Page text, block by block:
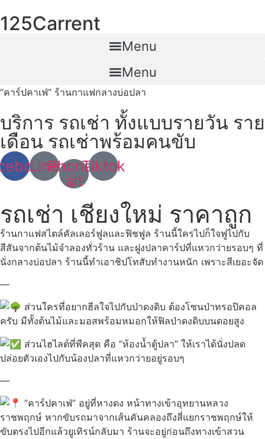
to
125Carrent
Menu
Menu
“คาร์ปคาเฟ่” ร้านกาแฟกลางบ่อปลา
บริการ รถเช่า ทั้งแบบรายวัน ราย
เดือน รถเช่าพร้อมคนขับ
LinePhone-
alt
Tiktok
รถเช่า เชียงใหม่ ราคาถูก
ร้านกาแฟสไตล์คัลเลอร์ฟูลและฟิชฟูล ร้านนี้ใครไปก็ใจฟูไปกับ
สีสันจากต้นไม้จำลองทั่วร้าน และฝูงปลาคาร์ปที่แหวกว่ายรอบๆ ที่
นั่งกลางบ่อปลา ร้านนี้ทำเอาชิปโทสับทำงานหนัก เพราะสีเยอะจัด
—
ส่วนใครที่อยากฮีลใจไปกับป่าดงดิบ ต้องโซนป่าทรอปิคอล
ครับ มีทั้งต้นไม้และมอสพร้อมหมอกให้ฟิลป่าดงดิบบนดอยสูง
ส่วนไฮไลต์ที่พีคสุด คือ “ห้องน้ำตู้ปลา” ให้เราได้นั่งปลด
ปล่อยตัวเองไปกับน้องปลาที่แหวกว่ายอยู่รอบๆ
—
“คาร์ปคาเฟ่” อยู่ที่หางดง หน้าทางเข้าอุทยานหลวง
ราชพฤกษ์ หากขับรถมาจากเส้นคันคลองถึงสี่แยกราชพฤกษ์ให้
ขับตรงไปอีกแล้วยูเทิรน์กลับมา ร้านจะอยู่ก่อนถึงทางเข้าสวน